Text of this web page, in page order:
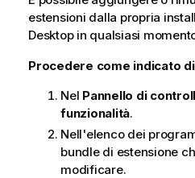
estensioni dalla propria
Desktopin qualsiasi
Procedere come indicato
Nel Pannello di
funzionalità.
Nell'elenco dei
bundle di estensione
modificare.